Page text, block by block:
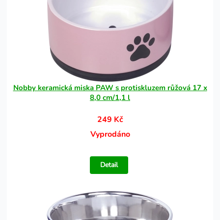
Nobby keramická miska PAW s protiskluzem růžová 17 x
8,0 cm/1,1 l
249 Kč
Vyprodáno
Detail